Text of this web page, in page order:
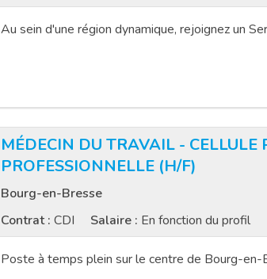
Au sein d'une région dynamique, rejoignez un
MÉDECIN DU TRAVAIL -
PROFESSIONNELLE (H/F)
Bourg-en-Bresse
Contrat : CDI Salaire : En fonction du profil
Poste à temps plein sur le centre de Bourg-